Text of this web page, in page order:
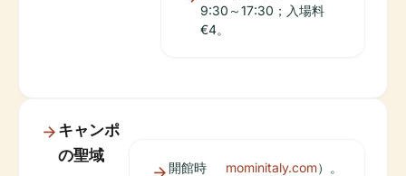
9:30～17:30；入場料
€4。
キャンポ
の聖域
開館時
mominitaly.com）。